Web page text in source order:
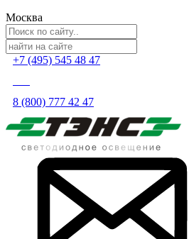
Москва
+7 (495) 545 48 47
8 (800) 777 42 47